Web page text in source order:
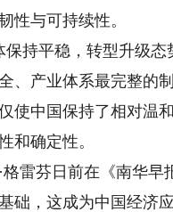
性与可持续性。
平稳，转型升级态
、产业体系最完整的
使中国保持了相对温
和确定性。
芬日前在《南华早
础，这成为中国经济